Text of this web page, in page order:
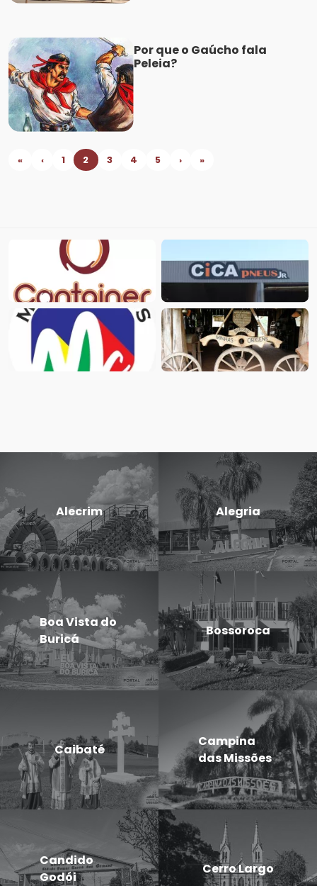
Por que o Gaúcho fala
Peleia?
« ‹ 1 2 3 4 5 › »
Alecrim Alegria
Boa Vista do
Buricá
Bossoroca
Caibaté
Campina
das Missões
Candido
Godói
Cerro Largo